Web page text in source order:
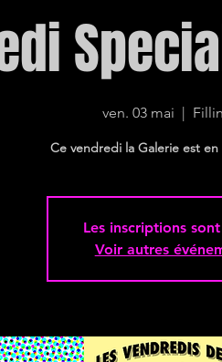
ven. 03 mai
  |
Les inscriptions
Voir autres